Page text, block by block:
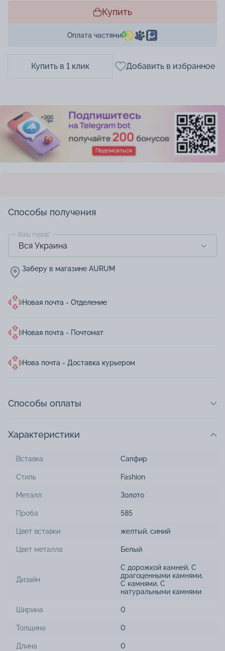
Купить
Оплата частями
Купить в 1 клик Добавить в избранное
Способы получения
Ваш город*
Заберу в магазине AURUM
Новая почта - Отделение
Новая почта - Почтомат
Нова почта - Доставка курьером
Способы оплаты
Характеристики
Вставка Сапфир
Стиль Fashion
Металл Золото
Проба 585
Цвет вставки желтый, синий
Цвет металла Белый
Дизайн
С дорожкой камней, С
драгоценными камнями,
С камнями, С
натуральными камнями
Ширина 0
Толщина 0
Длина 0